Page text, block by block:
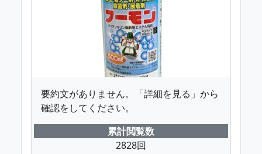
要約文がありません。「詳細を見る」から
確認をしてください。
累計閲覧数
2828回